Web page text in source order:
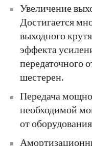
Увеличение
Достигается
выходного
эффекта
передаточного
шестерен.
Передача
необходимой
от